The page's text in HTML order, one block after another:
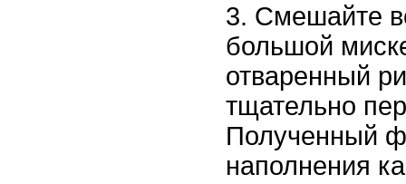
3. Смешайте
большой
отваренный
тщательно
Полученный
наполнения